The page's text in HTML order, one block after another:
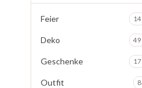
Feier 14
Deko 49
Geschenke 17
Outfit 8